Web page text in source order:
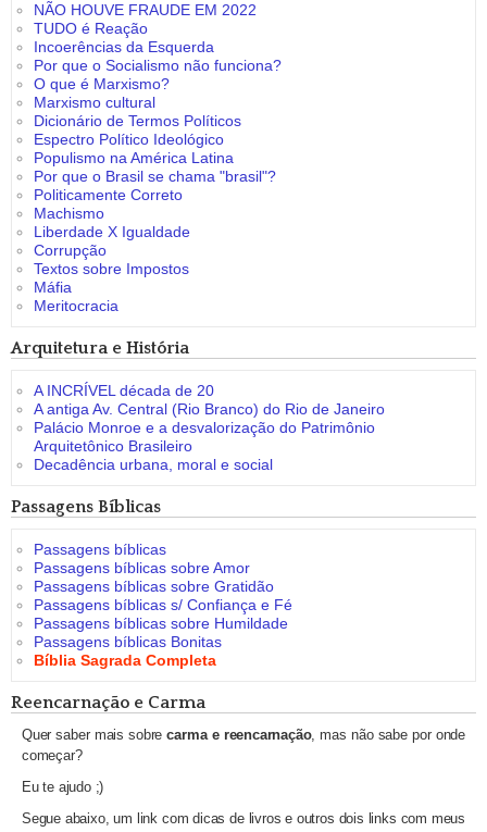
NÃO HOUVE FRAUDE EM 2022
TUDO é Reação
Incoerências da Esquerda
Por que o Socialismo não funciona?
O que é Marxismo?
Marxismo cultural
Dicionário de Termos Políticos
Espectro Político Ideológico
Populismo na América Latina
Por que o Brasil se chama "brasil"?
Politicamente Correto
Machismo
Liberdade X Igualdade
Corrupção
Textos sobre Impostos
Máfia
Meritocracia
Arquitetura e História
A INCRÍVEL década de 20
A antiga Av. Central (Rio Branco) do Rio de Janeiro
Palácio Monroe e a desvalorização do Patrimônio
Arquitetônico Brasileiro
Decadência urbana, moral e social
Passagens Bíblicas
Passagens bíblicas
Passagens bíblicas sobre Amor
Passagens bíblicas sobre Gratidão
Passagens bíblicas s/ Confiança e Fé
Passagens bíblicas sobre Humildade
Passagens bíblicas Bonitas
Bíblia Sagrada Completa
Reencarnação e Carma
Quer saber mais sobrecarma e reencarnação, mas não sabe por onde
começar?
Eu te ajudo ;)
Segue abaixo, um link com dicas de livros e outros dois links com meus